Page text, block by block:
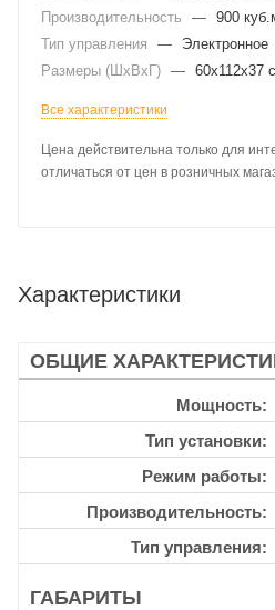
Производительность
— 900
Тип управления
—
Электронное
Размеры (ШхВхГ) — 60x112x37
Все характеристики
Цена действительна только для
отличаться от цен в розничных
Характеристики
ОБЩИЕ
Мощность
Тип установки
Режим работы
Производительность
Тип управления
ГАБАРИТЫ